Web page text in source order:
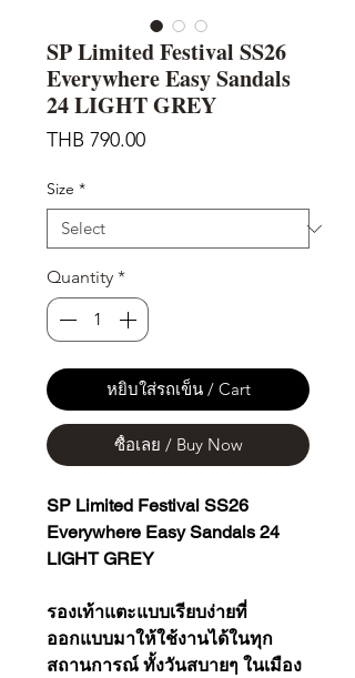
SP Limited Festival SS26
Everywhere Easy Sandals
24 LIGHT GREY
THB 790.00Price
Size *
Quantity *
หยิบใส่รถเข็น / Cart
ซื้อเลย / Buy Now
SP Limited Festival SS26
Everywhere Easy Sandals 24
LIGHT GREY
รองเท้าแตะแบบเรียบง่ายที่
ออกแบบมาให้ใช้งานได้ในทุก
สถานการณ์ ทั้งวันสบายๆ ในเมือง